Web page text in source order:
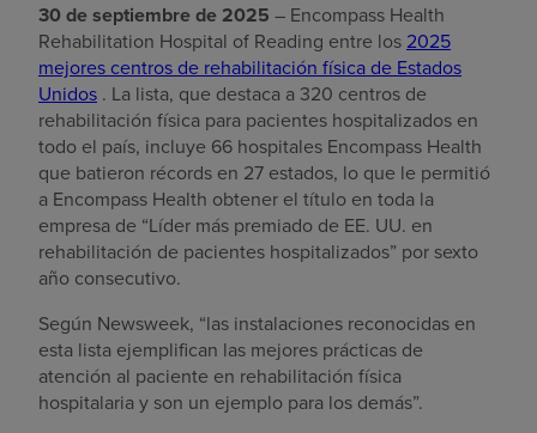
30 de septiembre de 2025 – Encompass Health
Rehabilitation Hospital of Reading entre los 2025
mejores centros de rehabilitación física de Estados
Unidos . La lista, que destaca a 320 centros de
rehabilitación física para pacientes hospitalizados en
todo el país, incluye 66 hospitales Encompass Health
que batieron récords en 27 estados, lo que le permitió
a Encompass Health obtener el título en toda la
empresa de “Líder más premiado de EE. UU. en
rehabilitación de pacientes hospitalizados” por sexto
año consecutivo.
Según Newsweek, “las instalaciones reconocidas en
esta lista ejemplifican las mejores prácticas de
atención al paciente en rehabilitación física
hospitalaria y son un ejemplo para los demás”.